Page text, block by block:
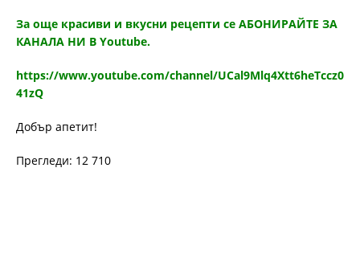
За още красиви и вкусни рецепти се АБОНИРАЙТЕ ЗА
КАНАЛА НИ В Youtube.
https://www.youtube.com/channel/UCal9Mlq4Xtt6heTccz0
41zQ
Добър апетит!
Прегледи: 12 710